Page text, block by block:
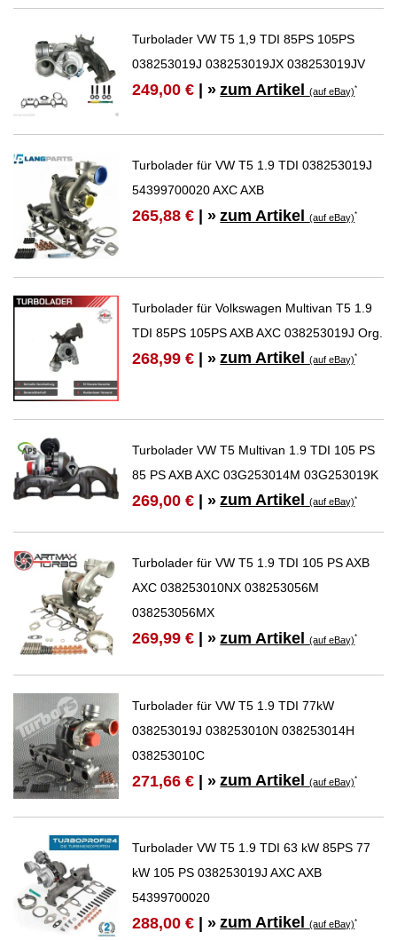
Turbolader VW T5 1,9 TDI 85PS 105PS
038253019J 038253019JX 038253019JV
249,00 € | » zum Artikel(auf eBay)*
Turbolader für VW T5 1.9 TDI 038253019J
54399700020 AXC AXB
265,88 € | » zum Artikel(auf eBay)*
Turbolader für Volkswagen Multivan T5 1.9
TDI 85PS 105PS AXB AXC 038253019J Org.
268,99 € | » zum Artikel(auf eBay)*
Turbolader VW T5 Multivan 1.9 TDI 105 PS
85 PS AXB AXC 03G253014M 03G253019K
269,00 € | » zum Artikel(auf eBay)*
Turbolader für VW T5 1.9 TDI 105 PS AXB
AXC 038253010NX 038253056M
038253056MX
269,99 € | » zum Artikel(auf eBay)*
Turbolader für VW T5 1.9 TDI 77kW
038253019J 038253010N 038253014H
038253010C
271,66 € | » zum Artikel(auf eBay)*
Turbolader VW T5 1.9 TDI 63 kW 85PS 77
kW 105 PS 038253019J AXC AXB
54399700020
288,00 € | » zum Artikel(auf eBay)*